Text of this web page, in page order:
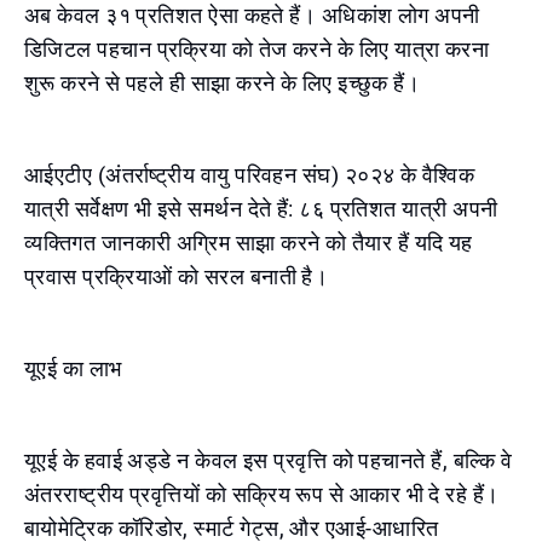
अब केवल ३१ प्रतिशत ऐसा कहते हैं। अधिकांश लोग अपनी
डिजिटल पहचान प्रक्रिया को तेज करने के लिए यात्रा करना
शुरू करने से पहले ही साझा करने के लिए इच्छुक हैं।
आईएटीए (अंतर्राष्ट्रीय वायु परिवहन संघ) २०२४ के वैश्विक
यात्री सर्वेक्षण भी इसे समर्थन देते हैं: ८६ प्रतिशत यात्री अपनी
व्यक्तिगत जानकारी अग्रिम साझा करने को तैयार हैं यदि यह
प्रवास प्रक्रियाओं को सरल बनाती है।
यूएई का लाभ
यूएई के हवाई अड्डे न केवल इस प्रवृत्ति को पहचानते हैं, बल्कि वे
अंतरराष्ट्रीय प्रवृत्तियों को सक्रिय रूप से आकार भी दे रहे हैं।
बायोमेट्रिक कॉरिडोर, स्मार्ट गेट्स, और एआई-आधारित